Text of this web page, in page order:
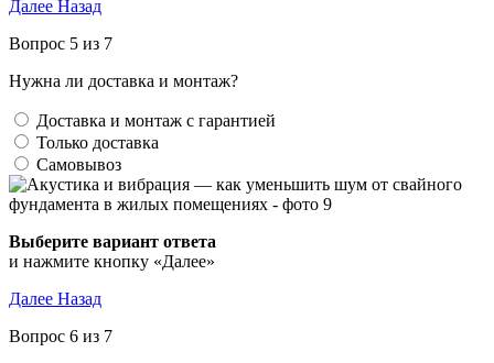
Далее Назад
Вопрос 5 из 7
Нужна ли доставка и монтаж?
Доставка и монтаж с гарантией
Только доставка
Самовывоз
Выберите вариант ответа
и нажмите кнопку «Далее»
Далее Назад
Вопрос 6 из 7